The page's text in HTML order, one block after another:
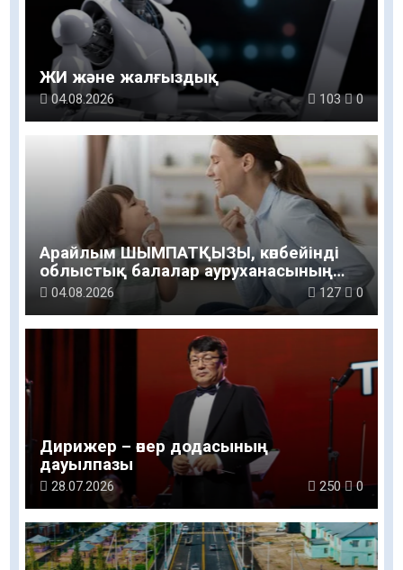
ЖИ және жалғыздық
04.08.2026 103 0
Арайлым ШЫМПАТҚЫЗЫ, көпбейінді
облыстық балалар ауруханасының
логопед маманы: Баланың сөйлеуі мен
дамуы үйдегі қарапайым қарым-
қатынастан басталады
04.08.2026 127 0
Дирижер – өнер додасының
дауылпазы
28.07.2026 250 0